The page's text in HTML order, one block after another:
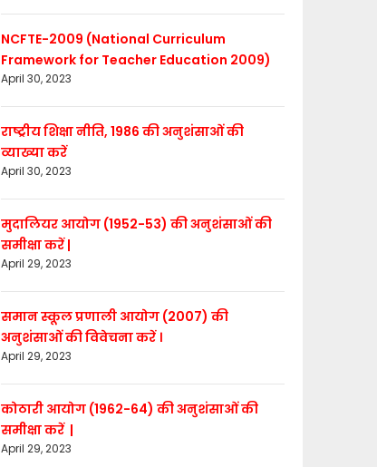
NCFTE-2009 (National Curriculum
Framework for Teacher Education 2009)
April 30, 2023
राष्ट्रीय शिक्षा नीति, 1986 की अनुशंसाओं की
व्याख्या करें
April 30, 2023
मुदालियर आयोग (1952-53) की अनुशंसाओं की
समीक्षा करें |
April 29, 2023
समान स्कूल प्रणाली आयोग (2007) की
अनुशंसाओं की विवेचना करें ।
April 29, 2023
कोठारी आयोग (1962-64) की अनुशंसाओं की
समीक्षा करें |
April 29, 2023